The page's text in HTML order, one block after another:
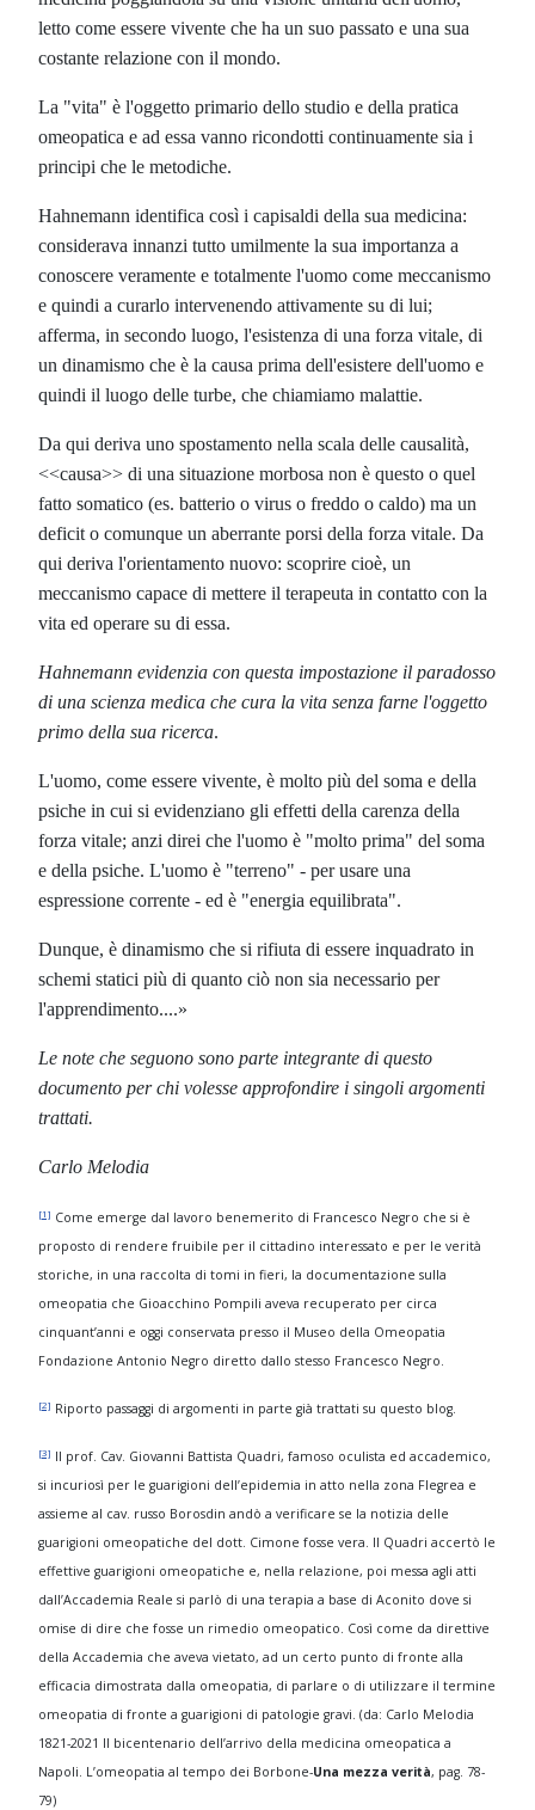
letto come essere vivente che ha un suo passato e una sua
costante relazione con il mondo.
La "vita" è l'oggetto primario dello studio e della pratica
omeopatica e ad essa vanno ricondotti continuamente sia i
principi che le metodiche.
Hahnemann identifica così i capisaldi della sua medicina:
considerava innanzi tutto umilmente la sua importanza a
conoscere veramente e totalmente l'uomo come meccanismo
e quindi a curarlo intervenendo attivamente su di lui;
afferma, in secondo luogo, l'esistenza di una forza vitale, di
un dinamismo che è la causa prima dell'esistere dell'uomo e
quindi il luogo delle turbe, che chiamiamo malattie.
Da qui deriva uno spostamento nella scala delle causalità,
<<causa>> di una situazione morbosa non è questo o quel
fatto somatico (es. batterio o virus o freddo o caldo) ma un
deficit o comunque un aberrante porsi della forza vitale. Da
qui deriva l'orientamento nuovo: scoprire cioè, un
meccanismo capace di mettere il terapeuta in contatto con la
vita ed operare su di essa.
Hahnemann evidenzia con questa impostazione il paradosso
di una scienza medica che cura la vita senza farne l'oggetto
primo della sua ricerca.
L'uomo, come essere vivente, è molto più del soma e della
psiche in cui si evidenziano gli effetti della carenza della
forza vitale; anzi direi che l'uomo è "molto prima" del soma
e della psiche. L'uomo è "terreno" - per usare una
espressione corrente - ed è "energia equilibrata".
Dunque, è dinamismo che si rifiuta di essere inquadrato in
schemi statici più di quanto ciò non sia necessario per
l'apprendimento....»
Le note che seguono sono parte integrante di questo
documento per chi volesse approfondire i singoli argomenti
trattati.
Carlo Melodia
[1] Come emerge dal lavoro benemerito di Francesco Negro che si è
proposto di rendere fruibile per il cittadino interessato e per le verità
storiche, in una raccolta di tomi in fieri, la documentazione sulla
omeopatia che Gioacchino Pompili aveva recuperato per circa
cinquant’anni e oggi conservata presso il Museo della Omeopatia
Fondazione Antonio Negro diretto dallo stesso Francesco Negro.
[2] Riporto passaggi di argomenti in parte già trattati su questo blog.
[3] Il prof. Cav. Giovanni Battista Quadri, famoso oculista ed accademico,
si incuriosì per le guarigioni dell’epidemia in atto nella zona Flegrea e
assieme al cav. russo Borosdin andò a verificare se la notizia delle
guarigioni omeopatiche del dott. Cimone fosse vera. Il Quadri accertò le
effettive guarigioni omeopatiche e, nella relazione, poi messa agli atti
dall’Accademia Reale si parlò di una terapia a base di Aconito dove si
omise di dire che fosse un rimedio omeopatico. Così come da direttive
della Accademia che aveva vietato, ad un certo punto di fronte alla
efficacia dimostrata dalla omeopatia, di parlare o di utilizzare il termine
omeopatia di fronte a guarigioni di patologie gravi. (da: Carlo Melodia
1821-2021 Il bicentenario dell’arrivo della medicina omeopatica a
Napoli. L’omeopatia al tempo dei Borbone-Una mezza verità, pag. 78-
79)